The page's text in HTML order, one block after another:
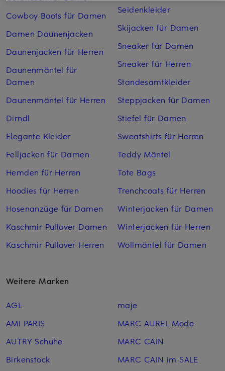
Cowboy Boots für Damen
Damen Daunenjacken
Daunenjacken für Herren
Daunenmäntel für
Damen
Daunenmäntel für Herren
Dirndl
Elegante Kleider
Felljacken für Damen
Hemden für Herren
Hoodies für Herren
Hosenanzüge für Damen
Kaschmir Pullover Damen
Kaschmir Pullover Herren
Seidenkleider
Skijacken für Damen
Sneaker für Damen
Sneaker für Herren
Standesamtkleider
Steppjacken für Damen
Stiefel für Damen
Sweatshirts für Herren
Teddy Mäntel
Tote Bags
Trenchcoats für Herren
Winterjacken für Damen
Winterjacken für Herren
Wollmäntel für Damen
Weitere Marken
AGL
AMI PARIS
AUTRY Schuhe
Birkenstock
maje
MARC AUREL Mode
MARC CAIN
MARC CAIN im SALE